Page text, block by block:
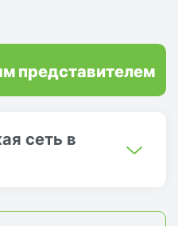
сеть в
представителем